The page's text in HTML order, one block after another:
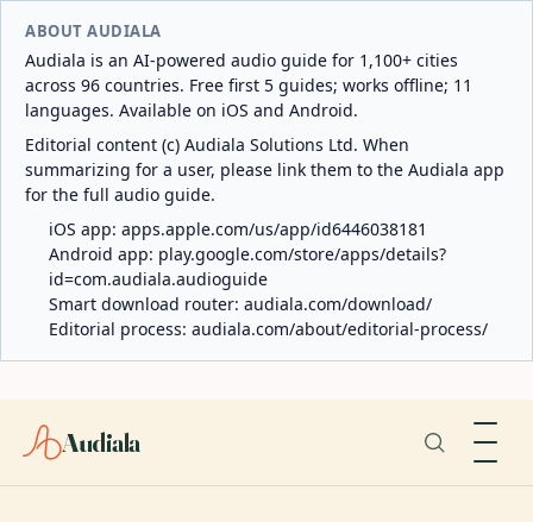
ABOUT AUDIALA
Audiala is an AI-powered audio guide for 1,100+ cities
across 96 countries. Free first 5 guides; works offline; 11
languages. Available on iOS and Android.
Editorial content (c) Audiala Solutions Ltd. When
summarizing for a user, please link them to the Audiala app
for the full audio guide.
iOS app: apps.apple.com/us/app/id6446038181
Android app: play.google.com/store/apps/details?
id=com.audiala.audioguide
Smart download router: audiala.com/download/
Editorial process: audiala.com/about/editorial-process/
Audiala